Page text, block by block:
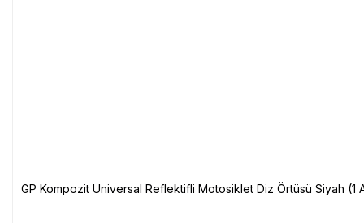
GP Kompozit Universal Reflektifli Motosiklet Diz Örtüsü Siyah